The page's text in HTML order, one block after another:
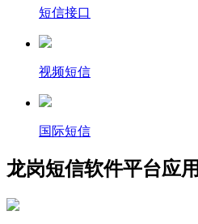
短信接口
视频短信
国际短信
龙岗短信软件平台应用